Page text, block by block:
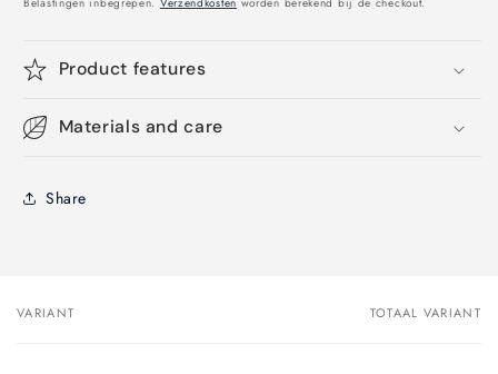
Product features
Materials and care
Share
Je
VARIANT TOTAAL VARIANT